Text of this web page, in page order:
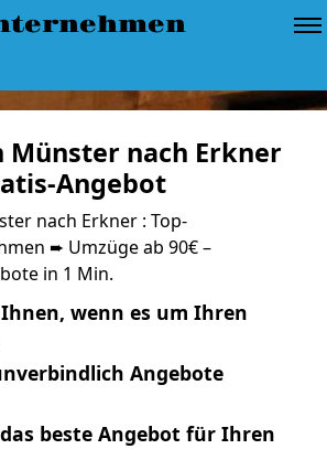
Münster nach Erkner
Angebot
nach Erkner : Top-
➨ Umzüge ab 90€ –
in 1 Min.
wenn es um Ihren
Angebote
beste Angebot für Ihren